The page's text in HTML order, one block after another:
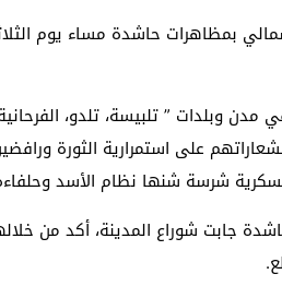
بمظاهرات حاشدة مساء يوم
مدن وبلدات ” تلبيسة، تلدو،
على استمرارية الثورة
شرسة شنها نظام الأسد
جابت شوراع المدينة، أكد من